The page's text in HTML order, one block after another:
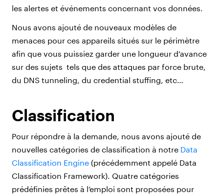
les alertes et événements concernant vos données.
Nous avons ajouté de nouveaux modèles de
menaces pour ces appareils situés sur le périmètre
afin que vous puissiez garder une longueur d’avance
sur des sujets tels que des attaques par force brute,
du DNS tunneling, du credential stuffing, etc…
Classification
Pour répondre à la demande, nous avons ajouté de
nouvelles catégories de classification à notre Data
Classification Engine (précédemment appelé Data
Classification Framework). Quatre catégories
prédéfinies prêtes à l’emploi sont proposées pour